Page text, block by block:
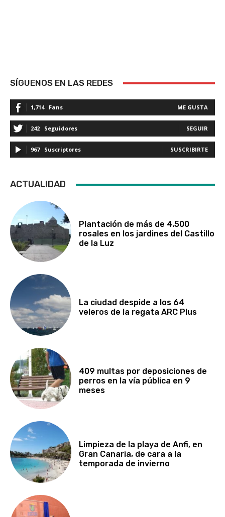
SÍGUENOS EN LAS REDES
1,714 Fans ME GUSTA
242 Seguidores SEGUIR
967 Suscriptores SUSCRIBIRTE
ACTUALIDAD
Plantación de más de 4.500
rosales en los jardines del Castillo
de la Luz
La ciudad despide a los 64
veleros de la regata ARC Plus
409 multas por deposiciones de
perros en la vía pública en 9
meses
Limpieza de la playa de Anfi, en
Gran Canaria, de cara a la
temporada de invierno